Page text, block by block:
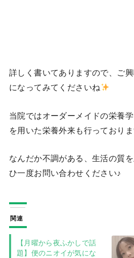
詳しく書いてありますので、ご
になってみてくださいね
当院ではオーダーメイドの栄養
を用いた栄養外来も行っておりま
なんだか不調がある、生活の質
ひ一度お問い合わせください♪
関連
【月曜から夜ふかしで話
題】便のニオイが気にな